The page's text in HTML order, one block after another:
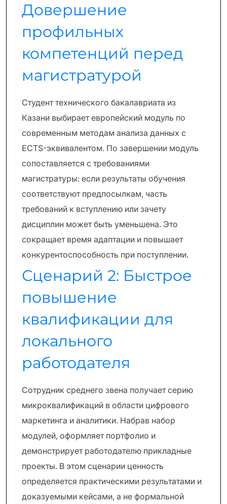
Довершение
профильных
компетенций перед
магистратурой
Студент технического бакалавриата из
Казани выбирает европейский модуль по
современным методам анализа данных с
ECTS-эквивалентом. По завершении модуль
сопоставляется с требованиями
магистратуры: если результаты обучения
соответствуют предпосылкам, часть
требований к вступлению или зачету
дисциплин может быть уменьшена. Это
сокращает время адаптации и повышает
конкурентоспособность при поступлении.
Сценарий 2: Быстрое
повышение
квалификации для
локального
работодателя
Сотрудник среднего звена получает серию
микроквалификаций в области цифрового
маркетинга и аналитики. Набрав набор
модулей, оформляет портфолио и
демонстрирует работодателю прикладные
проекты. В этом сценарии ценность
определяется практическими результатами и
доказуемыми кейсами, а не формальной